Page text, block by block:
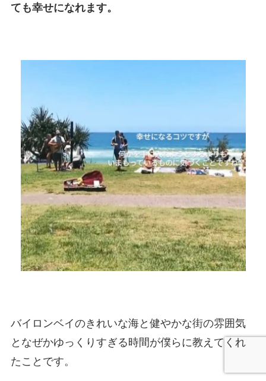
ても幸せになれます。
バイロンベイのきれいな海と健やかな街の雰囲気
となぜかゆっくりすぎる時間が僕らに教えてくれ
たことです。